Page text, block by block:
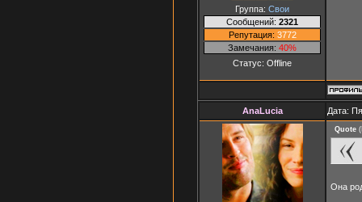
Группа: Свои
Сообщений: 2321
Репутация: 3772
Замечания: 40%
Статус: Offline
AnaLucia Дата:
Quote (
Она